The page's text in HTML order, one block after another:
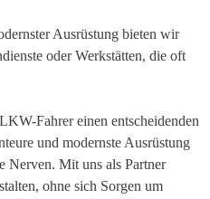
Ausrüstung bieten wir
oder Werkstätten, die oft
Fahrer einen entscheidenden
und modernste Ausrüstung
Nerven. Mit uns als Partner
ohne sich Sorgen um